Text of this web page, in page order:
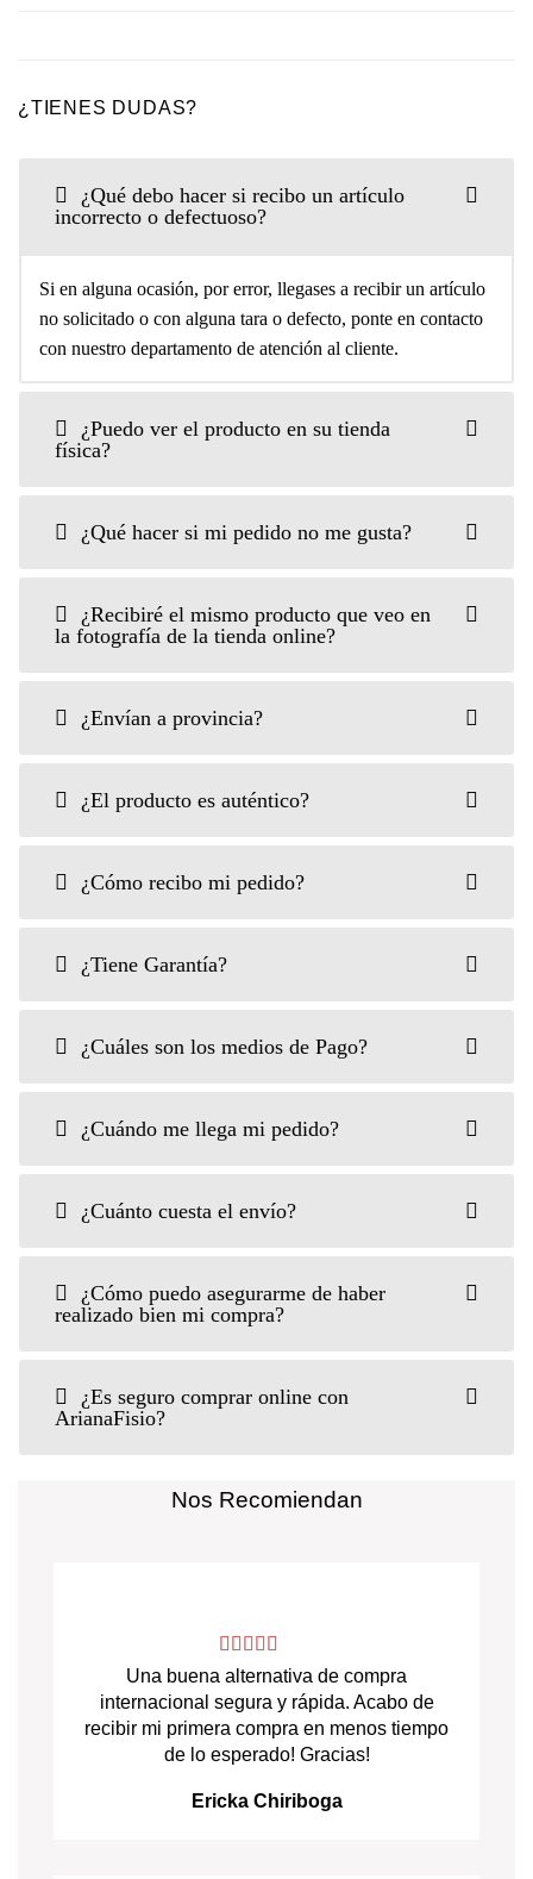
¿TIENES DUDAS?
¿Qué debo hacer si recibo un artículo
incorrecto o defectuoso?
Si en alguna ocasión, por error, llegases a recibir un artículo
no solicitado o con alguna tara o defecto, ponte en contacto
con nuestro departamento de atención al cliente.
¿Puedo ver el producto en su tienda
física?
¿Qué hacer si mi pedido no me gusta?
¿Recibiré el mismo producto que veo en
la fotografía de la tienda online?
¿Envían a provincia?
¿El producto es auténtico?
¿Cómo recibo mi pedido?
¿Tiene Garantía?
¿Cuáles son los medios de Pago?
¿Cuándo me llega mi pedido?
¿Cuánto cuesta el envío?
¿Cómo puedo asegurarme de haber
realizado bien mi compra?
¿Es seguro comprar online con
ArianaFisio?
Nos Recomiendan
Una buena alternativa de compra
internacional segura y rápida. Acabo de
recibir mi primera compra en menos tiempo
de lo esperado! Gracias!
Ericka Chiriboga